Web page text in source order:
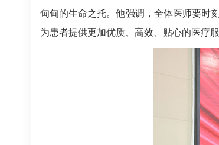
甸甸的生命之托。他强调，全体医师要时
为患者提供更加优质、高效、贴心的医疗